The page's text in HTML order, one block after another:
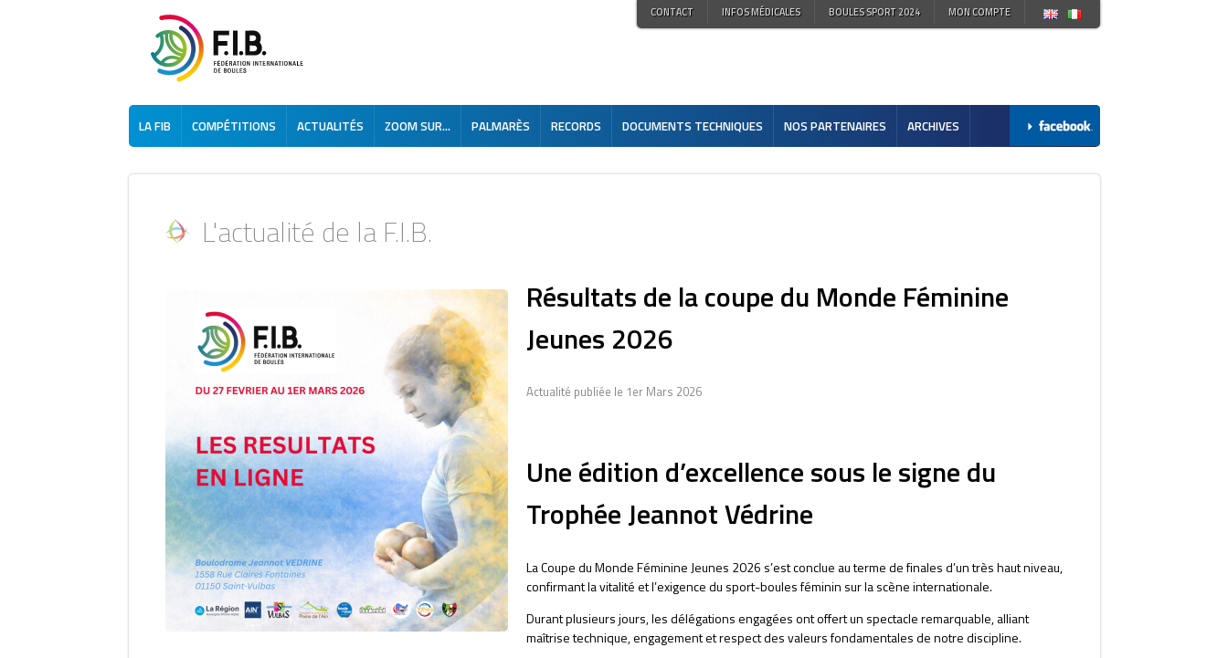
CONTACT INFOS MÉDICALES BOULES SPORT 2024 MON COMPTE
LA FIB COMPÉTITIONS ACTUALITÉS ZOOM SUR... PALMARÈS RECORDS DOCUMENTS TECHNIQUES NOS PARTENAIRES ARCHIVES
L'actualité de la F.I.B.
Résultats de la coupe du Monde Féminine
Jeunes 2026
Actualité publiée le 1er Mars 2026
Une édition d’excellence sous le signe du
Trophée Jeannot Védrine
La Coupe du Monde Féminine Jeunes 2026 s’est conclue au terme de finales d’un très haut niveau,
confirmant la vitalité et l’exigence du sport-boules féminin sur la scène internationale.
Durant plusieurs jours, les délégations engagées ont offert un spectacle remarquable, alliant
maîtrise technique, engagement et respect des valeurs fondamentales de notre discipline.